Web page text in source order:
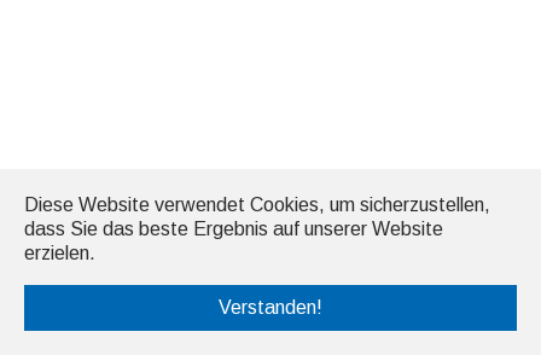
Diese Website verwendet Cookies, um sicherzustellen,
dass Sie das beste Ergebnis auf unserer Website
erzielen.
Verstanden!